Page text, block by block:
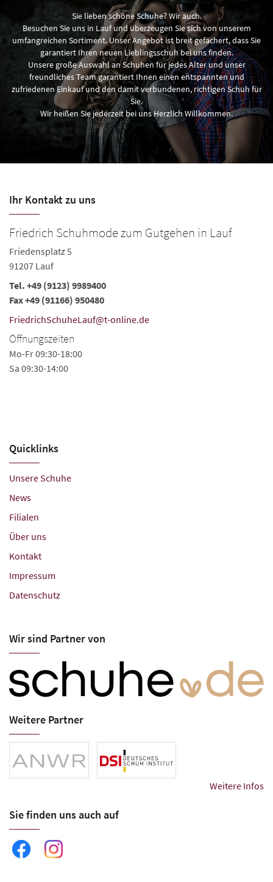
Sie lieben schöne Schuhe? Wir auch.
Besuchen Sie uns in Lauf und überzeugen Sie sich von unserem
umfangreichen Sortiment. Unser Angebot ist breit gefächert, dass Sie
garantiert Ihren neuen Lieblingsschuh bei uns finden.
Unsere große Auswahl an Schuhen für jedes Alter und unser
freundliches Team garantiert Ihnen einen entspannten und
zufriedenen Einkauf und den damit verbundenen, richtigen Schuh für
Sie.
Wir heißen Sie jederzeit bei uns Herzlich Willkommen.
Ihr Kontakt zu uns
Friedrich Schuhmode zum Gutgehen in Lauf
Friedensplatz 5
91207 Lauf
Tel. +49 (9123) 9989400
Fax +49 (91166) 950480
FriedrichSchuheLauf@t-online.de
Öffnungszeiten
Mo-Fr 09:30-18:00
Sa 09:30-14:00
Quicklinks
Unsere Schuhe
News
Filialen
Über uns
Kontakt
Impressum
Datenschutz
Wir sind Partner von
Weitere Partner
Weitere Infos
Sie finden uns auch auf